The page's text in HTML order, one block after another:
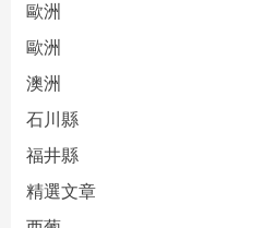
歐洲
歐洲
澳洲
石川縣
福井縣
精選文章